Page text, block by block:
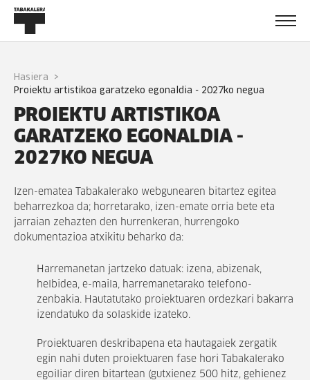
Hasiera
proiektu artistikoa garatzeko egonaldia - 2027ko negua
PROIEKTU ARTISTIKOA
GARATZEKO EGONALDIA -
2027KO NEGUA
Izen-ematea Tabakalerako webgunearen bitartez egitea
beharrezkoa da; horretarako, izen-emate orria bete eta
jarraian zehazten den hurrenkeran, hurrengoko
dokumentazioa atxikitu beharko da:
Harremanetan jartzeko datuak: izena, abizenak,
helbidea, e-maila, harremanetarako telefono-
zenbakia. Hautatutako proiektuaren ordezkari bakarra
izendatuko da solaskide izateko.
Proiektuaren deskribapena eta hautagaiek zergatik
egin nahi duten proiektuaren fase hori Tabakalerako
egoiliar diren bitartean (gutxienez 500 hitz, gehienez